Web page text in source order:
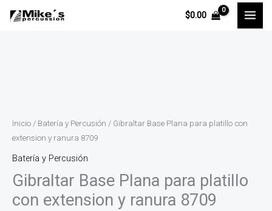
$0.00
Inicio / Batería y Percusión / Gibraltar Base Plana para platillo con
extension y ranura 8709
Batería y Percusión
Gibraltar Base Plana para platillo
con extension y ranura 8709
para
platillo
con
extension
y
ranura